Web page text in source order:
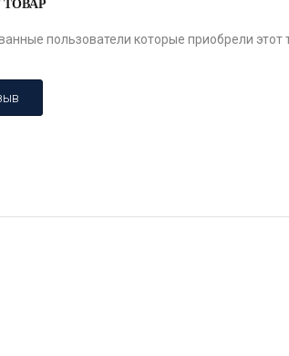
пользователи которые приобрели этот